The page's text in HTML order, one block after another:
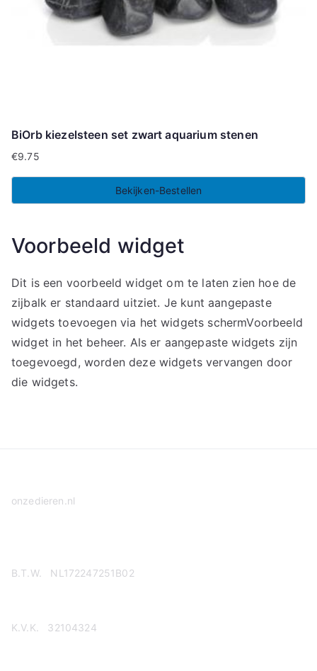
BiOrb kiezelsteen set zwart aquarium stenen
€9.75
Bekijken-Bestellen
Voorbeeld widget
Dit is een voorbeeld widget om te laten zien hoe de
zijbalk er standaard uitziet. Je kunt aangepaste
widgets toevoegen via het widgets schermVoorbeeld
widget in het beheer. Als er aangepaste widgets zijn
toegevoegd, worden deze widgets vervangen door
die widgets.
onzedieren.nl
B.T.W. NL172247251B02
K.V.K. 32104324